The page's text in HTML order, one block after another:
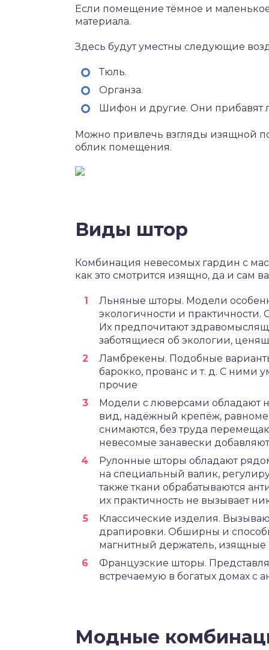
Если помещение тёмное и
материала.
Здесь будут уместны следующие
Тюль.
Органза.
Шифон и другие. Они прибавят
Можно привлечь взгляды изящной
облик помещения.
Виды штор
Комбинация невесомых гардин с
как это смотрится изящно, да и сам
Льняные шторы. Модели
экологичности и практичности.
Их предпочитают
заботящиеся об экологии,
Ламбрекены. Подобные
барокко, прованс и т. д. С ними
прочие
Модели с люверсами обладают
вид, надёжный крепёж,
снимаются, без труда
невесомые занавески
Рулонные шторы обладают
на специальный валик,
также ткани обрабатываются
их практичность не вызывает
Классические изделия.
драпировки. Обширны и
магнитный держатель,
Французские шторы.
встречаемую в богатых домах с
Модные